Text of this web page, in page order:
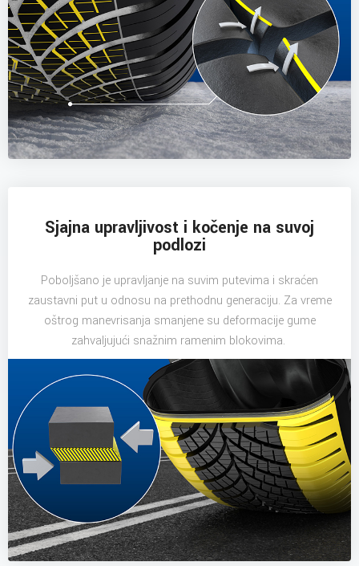
Sjajna upravljivost i kočenje na suvoj
podlozi
Poboljšano je upravljanje na suvim putevima i skraćen
zaustavni put u odnosu na prethodnu generaciju. Za vreme
oštrog manevrisanja smanjene su deformacije gume
zahvaljujući snažnim ramenim blokovima.